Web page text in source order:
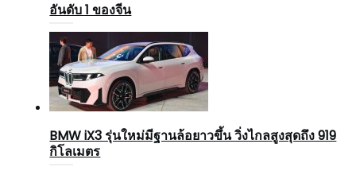
อันดับ 1 ของจีน
BMW iX3 รุ่นใหม่มีฐานล้อยาวขึ้น วิ่งไกลสูงสุดถึง 919
กิโลเมตร